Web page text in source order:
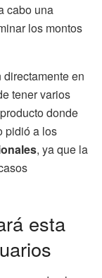
cabo una
los montos
en
tener varios
donde
pidió a los
, ya que la
esta